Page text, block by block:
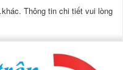
Thông tin chi tiết vui lòng